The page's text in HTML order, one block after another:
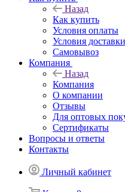
Назад
Как купить
Условия оплаты
Условия доставки
Самовывоз
Компания
Назад
Компания
О компании
Отзывы
Для оптовых
Сертификаты
Вопросы и ответы
Контакты
Личный кабинет